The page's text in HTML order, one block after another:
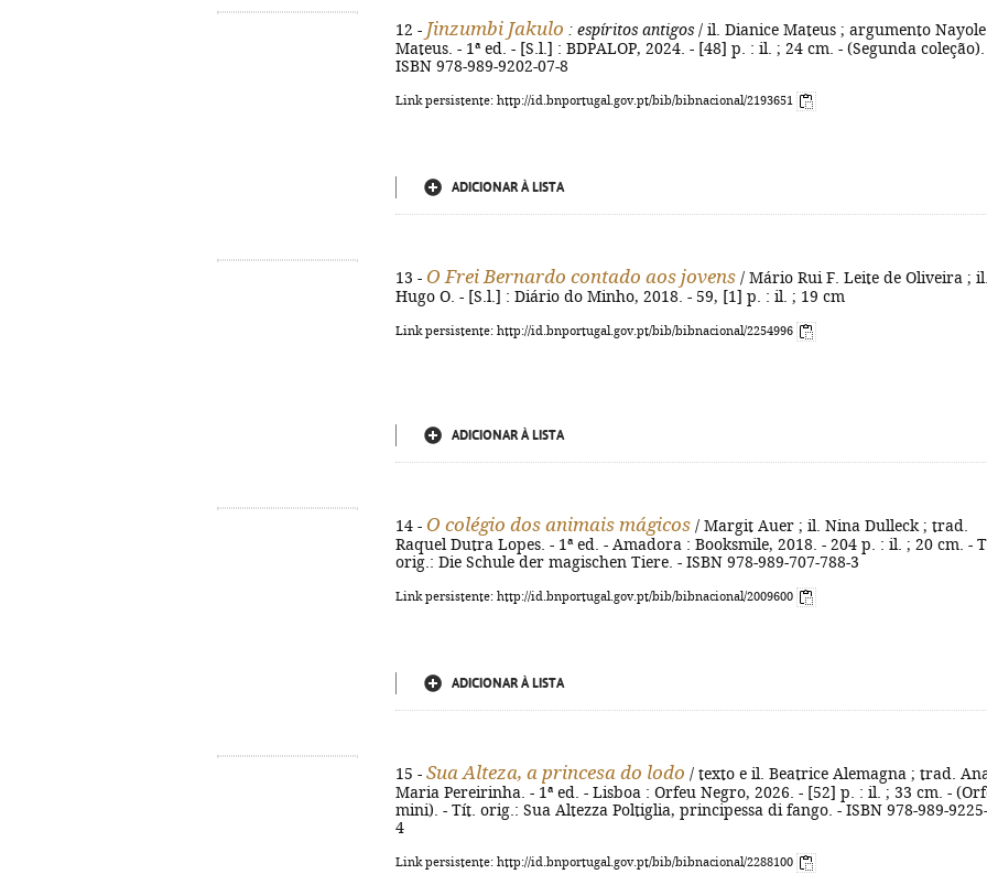
12 - Jinzumbi Jakulo : espíritos antigos / il. Dianice Mateus ; argumento Nayole
Mateus. - 1ª ed. - [S.l.] : BDPALOP, 2024. - [48] p. : il. ; 24 cm. - (Segunda coleção).
ISBN 978-989-9202-07-8
Link persistente: http://id.bnportugal.gov.pt/bib/bibnacional/2193651
ADICIONAR À LISTA
13 - O Frei Bernardo contado aos jovens / Mário Rui F. Leite de Oliveira ; il.
Hugo O. - [S.l.] : Diário do Minho, 2018. - 59, [1] p. : il. ; 19 cm
Link persistente: http://id.bnportugal.gov.pt/bib/bibnacional/2254996
ADICIONAR À LISTA
14 - O colégio dos animais mágicos / Margit Auer ; il. Nina Dulleck ; trad.
Raquel Dutra Lopes. - 1ª ed. - Amadora : Booksmile, 2018. - 204 p. : il. ; 20 cm. -
orig.: Die Schule der magischen Tiere. - ISBN 978-989-707-788-3
Link persistente: http://id.bnportugal.gov.pt/bib/bibnacional/2009600
ADICIONAR À LISTA
15 - Sua Alteza, a princesa do lodo / texto e il. Beatrice Alemagna ; trad.
Maria Pereirinha. - 1ª ed. - Lisboa : Orfeu Negro, 2026. - [52] p. : il. ; 33 cm. -
mini). - Tít. orig.: Sua Altezza Poltiglia, principessa di fango. - ISBN 978-989-
4
Link persistente: http://id.bnportugal.gov.pt/bib/bibnacional/2288100